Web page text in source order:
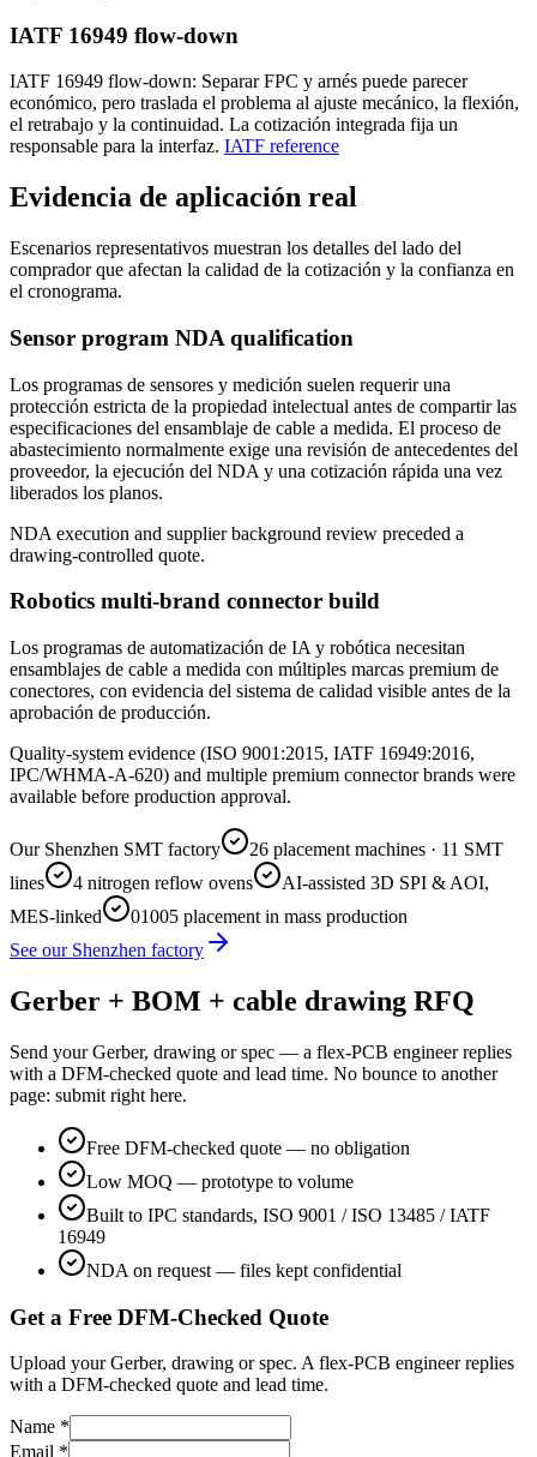
IATF 16949 flow-down
IATF 16949 flow-down: Separar FPC y arnés puede parecer
económico, pero traslada el problema al ajuste mecánico, la flexión,
el retrabajo y la continuidad. La cotización integrada fija un
responsable para la interfaz. IATF reference
Evidencia de aplicación real
Escenarios representativos muestran los detalles del lado del
comprador que afectan la calidad de la cotización y la confianza en
el cronograma.
Sensor program NDA qualification
Los programas de sensores y medición suelen requerir una
protección estricta de la propiedad intelectual antes de compartir las
especificaciones del ensamblaje de cable a medida. El proceso de
abastecimiento normalmente exige una revisión de antecedentes del
proveedor, la ejecución del NDA y una cotización rápida una vez
liberados los planos.
NDA execution and supplier background review preceded a
drawing-controlled quote.
Robotics multi-brand connector build
Los programas de automatización de IA y robótica necesitan
ensamblajes de cable a medida con múltiples marcas premium de
conectores, con evidencia del sistema de calidad visible antes de la
aprobación de producción.
Quality-system evidence (ISO 9001:2015, IATF 16949:2016,
IPC/WHMA-A-620) and multiple premium connector brands were
available before production approval.
Our Shenzhen SMT factory
26 placement machines · 11 SMT
lines
4 nitrogen reflow ovens
AI-assisted 3D SPI & AOI,
MES-linked
01005 placement in mass production
See our Shenzhen factory
Gerber + BOM + cable drawing RFQ
Send your Gerber, drawing or spec — a flex-PCB engineer replies
with a DFM-checked quote and lead time. No bounce to another
page: submit right here.
Free DFM-checked quote — no obligation
Low MOQ — prototype to volume
Built to IPC standards, ISO 9001 / ISO 13485 / IATF
16949
NDA on request — files kept confidential
Get a Free DFM-Checked Quote
Upload your Gerber, drawing or spec. A flex-PCB engineer replies
with a DFM-checked quote and lead time.
Name *
Email *